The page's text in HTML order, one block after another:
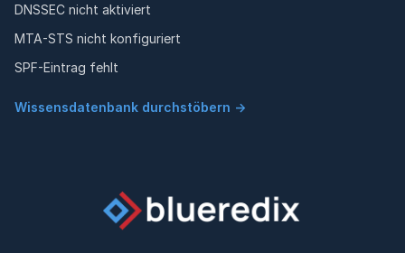
DNSSEC nicht aktiviert
MTA-STS nicht konfiguriert
SPF-Eintrag fehlt
Wissensdatenbank durchstöbern →